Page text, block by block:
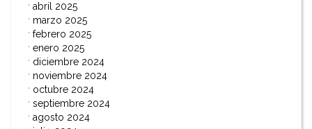
abril 2025
marzo 2025
febrero 2025
enero 2025
diciembre 2024
noviembre 2024
octubre 2024
septiembre 2024
agosto 2024